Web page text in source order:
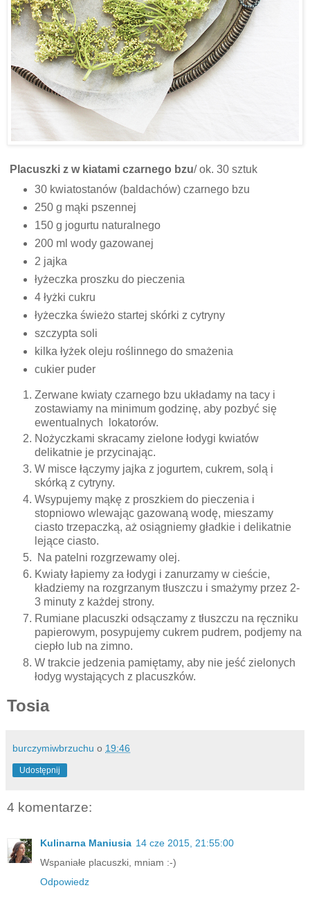
Placuszki z w kiatami czarnego bzu/ ok. 30 sztuk
30 kwiatostanów (baldachów) czarnego bzu
250 g mąki pszennej
150 g jogurtu naturalnego
200 ml wody gazowanej
2 jajka
łyżeczka proszku do pieczenia
4 łyżki cukru
łyżeczka świeżo startej skórki z cytryny
szczypta soli
kilka łyżek oleju roślinnego do smażenia
cukier puder
Zerwane kwiaty czarnego bzu układamy na tacy i
zostawiamy na minimum godzinę, aby pozbyć się
ewentualnych lokatorów.
Nożyczkami skracamy zielone łodygi kwiatów
delikatnie je przycinając.
W misce łączymy jajka z jogurtem, cukrem, solą i
skórką z cytryny.
Wsypujemy mąkę z proszkiem do pieczenia i
stopniowo wlewając gazowaną wodę, mieszamy
ciasto trzepaczką, aż osiągniemy gładkie i delikatnie
lejące ciasto.
Na patelni rozgrzewamy olej.
Kwiaty łapiemy za łodygi i zanurzamy w cieście,
kładziemy na rozgrzanym tłuszczu i smażymy przez 2-
3 minuty z każdej strony.
Rumiane placuszki odsączamy z tłuszczu na ręczniku
papierowym, posypujemy cukrem pudrem, podjemy na
ciepło lub na zimno.
W trakcie jedzenia pamiętamy, aby nie jeść zielonych
łodyg wystających z placuszków.
Tosia
burczymiwbrzuchu o 19:46
Udostępnij
4 komentarze:
Kulinarna Maniusia 14 cze 2015, 21:55:00
Wspaniałe placuszki, mniam :-)
Odpowiedz